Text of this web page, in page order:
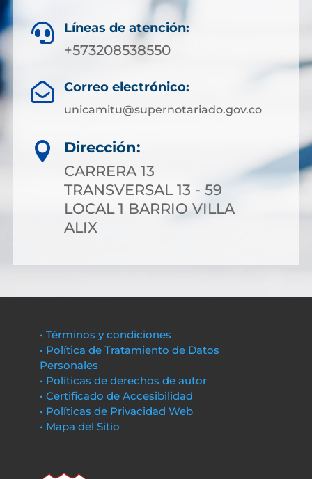
 Líneas de atención:
+573208538550
 Correo electrónico:
unicamitu@supernotariado.gov.co

Dirección:
CARRERA 13
TRANSVERSAL 13 - 59
LOCAL 1 BARRIO VILLA
ALIX
• Términos y condiciones
• Política de Tratamiento de Datos
Personales
• Políticas de derechos de autor
• Certificado de Accesibilidad
• Políticas de Privacidad Web
• Mapa del Sitio